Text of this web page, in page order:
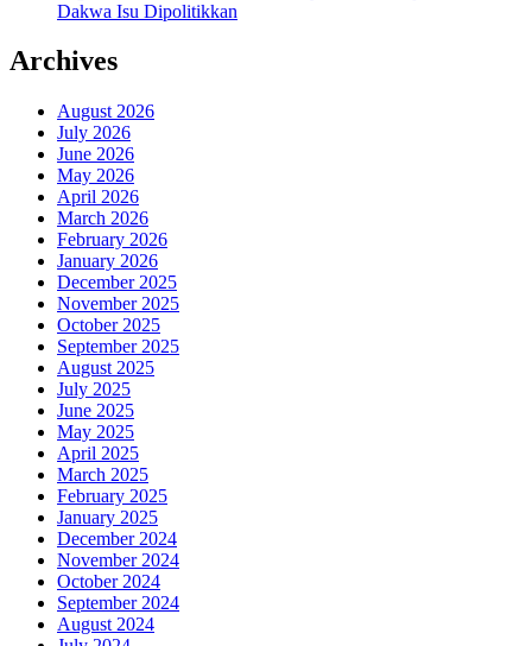
Dakwa Isu Dipolitikkan
Archives
August 2026
July 2026
June 2026
May 2026
April 2026
March 2026
February 2026
January 2026
December 2025
November 2025
October 2025
September 2025
August 2025
July 2025
June 2025
May 2025
April 2025
March 2025
February 2025
January 2025
December 2024
November 2024
October 2024
September 2024
August 2024